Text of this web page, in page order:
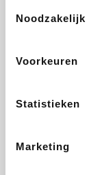
Noodzakelijk
Voorkeuren
Statistieken
Marketing
CheapTickets.be